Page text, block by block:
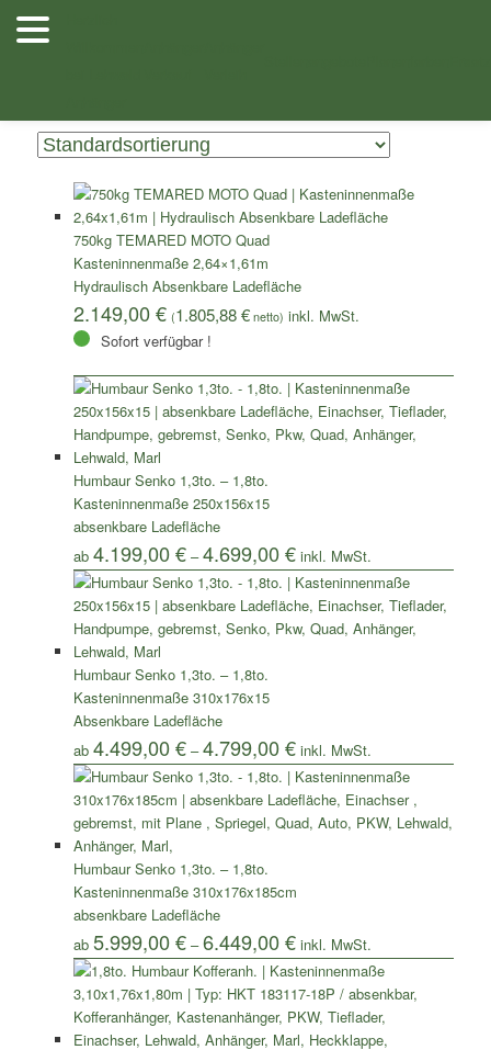
Zum
Inhalt
Zum
sekundären
Shop
750kg TEMARED MOTO Quad
Kasteninnenmaße 2,64×1,61m
Hydraulisch Absenkbare Ladefläche
2.149,00€ (1.805,88€netto)
Sofort verfügbar !
Humbaur Senko 1,3to. – 1,8to.
Kasteninnenmaße 250x156x15
absenkbare Ladefläche
ab 4.199,00€–4.699,00€
Humbaur Senko 1,3to. – 1,8to.
Kasteninnenmaße 310x176x15
Absenkbare Ladefläche
ab 4.499,00€–4.799,00€
Humbaur Senko 1,3to. – 1,8to.
Kasteninnenmaße 310x176x185cm
absenkbare Ladefläche
ab 5.999,00€–6.449,00€